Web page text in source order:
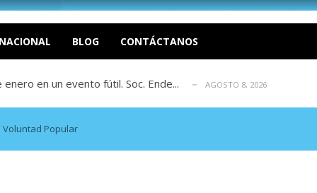
BLOG CONTÁCTANOS
Realpolitik y el Desmante... AGOSTO 8, 2026
García AGOSTO 7, 2026
en un evento fútil. Soc. Ende...
Luis Centeno S AGOSTO 8, 2026
R AGOSTO 8, 2026
Realpolitik y el Desmante...
García AGOSTO 7, 2026
Popular